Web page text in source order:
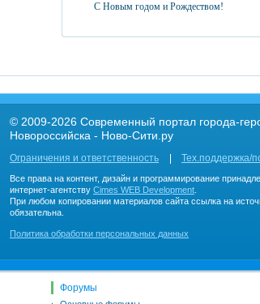
С Новым годом и Рождеством!
© 2009-2026 Современный портал города-
Новороссийска - Ново-Сити.ру
Ограничения и ответственность Тех.поддержка/
Все права на контент, дизайн и программирование
интернет-агентству Cimes WEB Development
При любом копировании материалов сайта ссылка на
обязательна.
Политика обработки персональных данных
Форумы